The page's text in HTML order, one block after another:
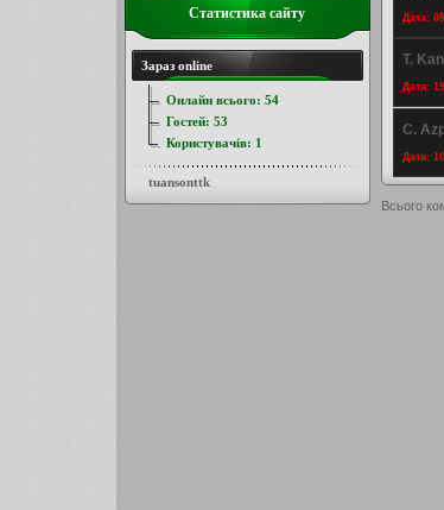
Дата:
T.
Дата:
C.
Дата:
Всього
Статистика сайту
Зараз online
Онлайн всього: 54
Гостей: 53
Користувачів: 1
tuansonttk